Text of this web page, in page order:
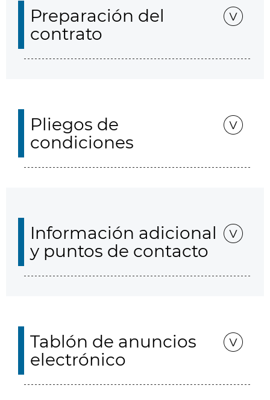
Preparación del
contrato
Pliegos de
condiciones
Información adicional
y puntos de contacto
Tablón de anuncios
electrónico